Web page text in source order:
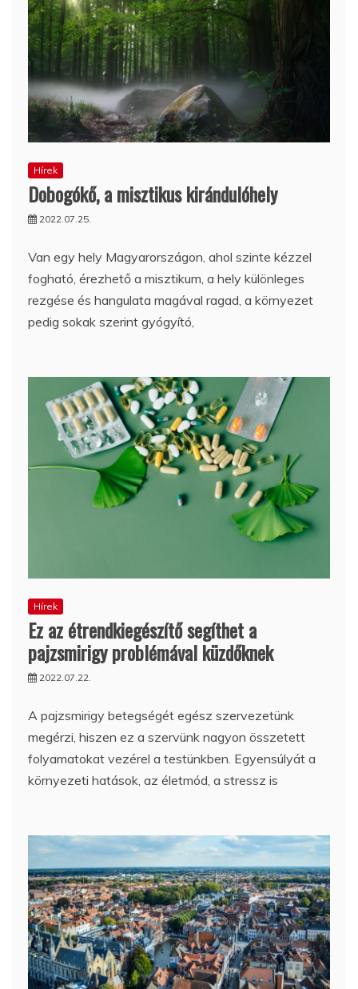
Hírek
Dobogókő, a misztikus kirándulóhely
2022.07.25.
Van egy hely Magyarországon, ahol szinte kézzel
fogható, érezhető a misztikum, a hely különleges
rezgése és hangulata magával ragad, a környezet
pedig sokak szerint gyógyító,
Hírek
Ez az étrendkiegészítő segíthet a
pajzsmirigy problémával küzdőknek
2022.07.22.
A pajzsmirigy betegségét egész szervezetünk
megérzi, hiszen ez a szervünk nagyon összetett
folyamatokat vezérel a testünkben. Egyensúlyát a
környezeti hatások, az életmód, a stressz is